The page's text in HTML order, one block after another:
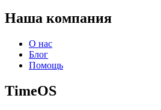
Наша компания
О нас
Блог
Помощь
TimeOS